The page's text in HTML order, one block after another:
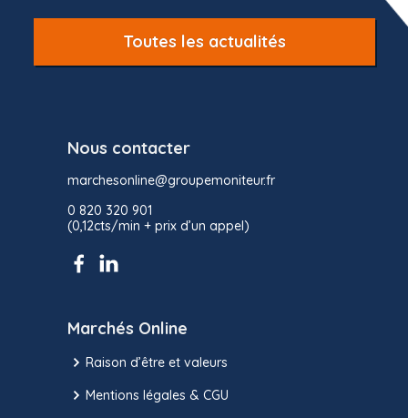
Toutes les actualités
Nous contacter
marchesonline@groupemoniteur.fr
0 820 320 901
(0,12cts/min + prix d’un appel)
Marchés Online
Raison d’être et valeurs
Mentions légales & CGU